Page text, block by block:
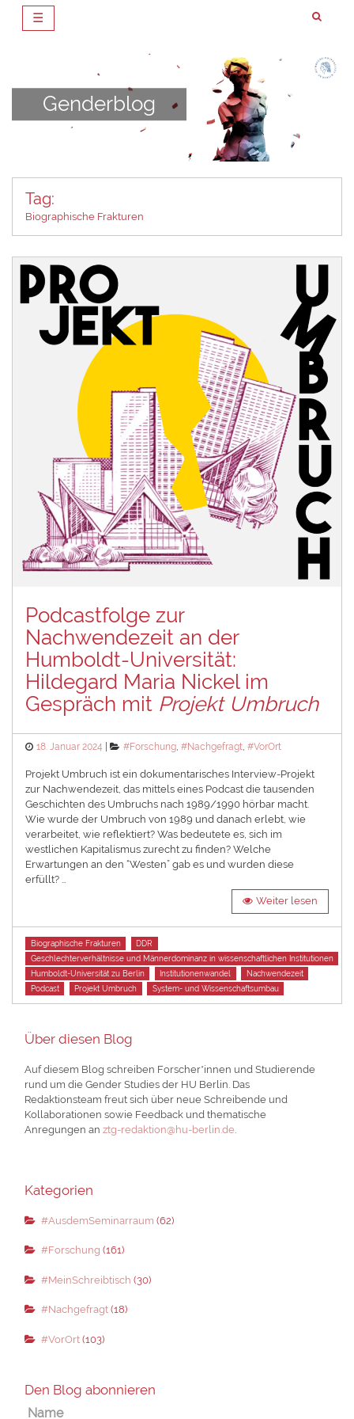
☰
Genderblog
Tag:
Biographische Frakturen
Podcastfolge zur
Nachwendezeit an der
Humboldt-Universität:
Hildegard Maria Nickel im
Gespräch mit Projekt Umbruch
Posted
18. Januar 2024 Categories
#Forschung,#Nachgefragt,#VorOrt
Projekt Umbruch ist ein dokumentarisches Interview-Projekt
zur Nachwendezeit, das mittels eines Podcast die tausenden
Geschichten des Umbruchs nach 1989/1990 hörbar macht.
Wie wurde der Umbruch von 1989 und danach erlebt, wie
verarbeitet, wie reflektiert? Was bedeutete es, sich im
westlichen Kapitalismus zurecht zu finden? Welche
Erwartungen an den “Westen” gab es und wurden diese
erfüllt? …
Weiter lesen
Tags
Biographische Frakturen
DDR
Geschlechterverhältnisse und Männerdominanz in wissenschaftlichen Institutionen
Humboldt-Universität zu Berlin
Institutionenwandel
Nachwendezeit
Podcast
Projekt Umbruch System- und Wissenschaftsumbau
Über diesen Blog
Auf diesem Blog schreiben Forscher*innen und Studierende
rund um die Gender Studies der HU Berlin. Das
Redaktionsteam freut sich über neue Schreibende und
Kollaborationen sowie Feedback und thematische
Anregungen anztg-redaktion@hu-berlin.de
Kategorien
#AusdemSeminarraum (62)
#Forschung (161)
#MeinSchreibtisch (30)
#Nachgefragt(18)
#VorOrt(103)
Den Blog abonnieren
Name